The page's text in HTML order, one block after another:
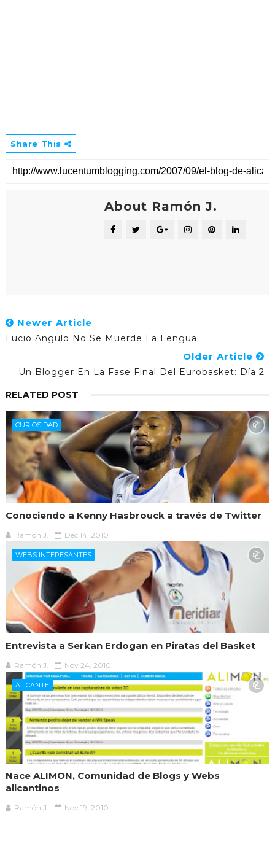
Share This
About Ramón J.
Newer Article
Lucio Angulo No Se Muerde La Lengua
Older Article
Un Blogger En La Fase Final Del Eurobasket: Día 2
RELATED POST
CURIOSIDAD
Conociendo a Kenny Hasbrouck a través de Twitter
Ramón J. Dec 14, 2010
WEBS INTERESANTES
Entrevista a Serkan Erdogan en Piratas del Basket
Ramón J. Nov 24, 2010
ALICANTE
Nace ALIMON, Comunidad de Blogs y Webs
alicantinos
Ramón J. Nov 19, 2010